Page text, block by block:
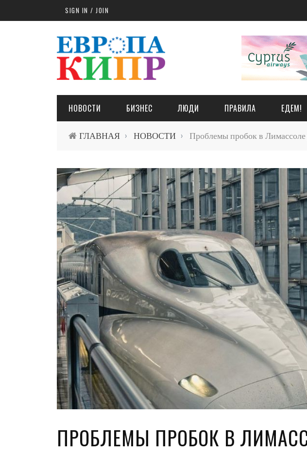
Skip to main contentSIGN IN / JOIN
НОВОСТИ БИЗНЕС ЛЮДИ ПРАВИЛА ЕДЕМ!
ГЛАВНАЯ › НОВОСТИ › Проблемы пробок в Лимассоле
ПРОБЛЕМЫ ПРОБОК В